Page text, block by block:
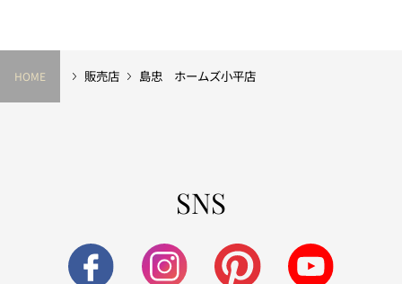
HOME 販売店 島忠 ホームズ小平店
SNS